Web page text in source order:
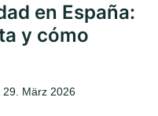
en España:
y cómo
29. März 2026